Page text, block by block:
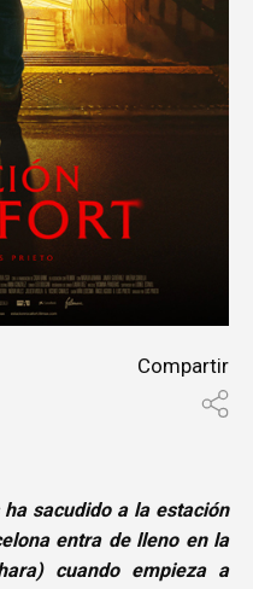
Compartir
sacudido a la estación
entra de lleno en la
cuando empieza a